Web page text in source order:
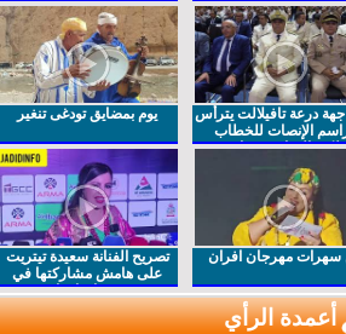
درعة تافيلالت يترأس
الإنصات للخطاب
السامي بمناسبة
يوم بمضايق تودغى تنغير
مهرجان افران
تصريح الفنانة سعيدة تيتريت
على هامش مشاركتها في
مهرجان افران
الرأي